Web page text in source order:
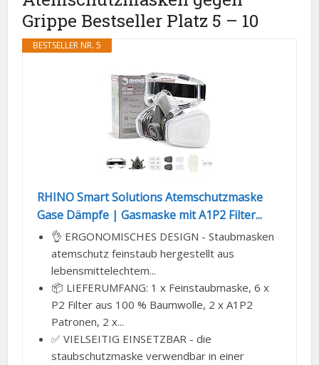
Grippe Bestseller Platz 5 – 10
BESTSELLER NR. 5
RHINO Smart Solutions Atemschutzmaske
Gase Dämpfe | Gasmaske mit A1P2 Filter...
👌 ERGONOMISCHES DESIGN - Staubmasken
atemschutz feinstaub hergestellt aus
lebensmittelechtem...
📦 LIEFERUMFANG: 1 x Feinstaubmaske, 6 x
P2 Filter aus 100 % Baumwolle, 2 x A1P2
Patronen, 2 x...
✅ VIELSEITIG EINSETZBAR - die
staubschutzmaske verwendbar in einer